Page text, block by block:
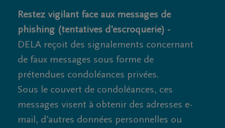
Restez vigilant face aux messages de
phishing (tentatives d'escroquerie) -
DELA reçoit des signalements concernant
de faux messages sous forme de
prétendues condoléances privées.
Sous le couvert de condoléances, ces
messages visent à obtenir des adresses e-
mail, d'autres données personnelles ou